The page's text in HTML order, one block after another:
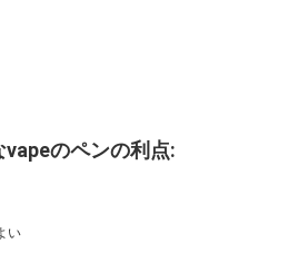
のペンの利点:
い